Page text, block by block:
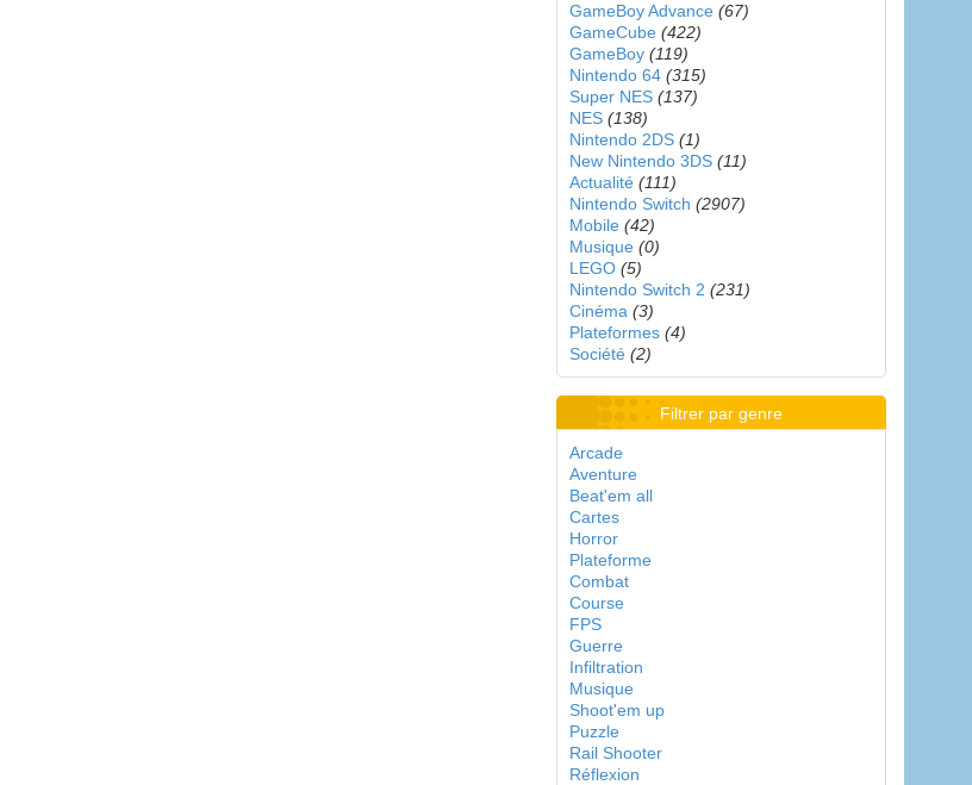
GameBoy Advance (67)
GameCube (422)
GameBoy (119)
Nintendo 64 (315)
Super NES (137)
NES (138)
Nintendo 2DS (1)
New Nintendo 3DS (11)
Actualité (111)
Nintendo Switch (2907)
Mobile (42)
Musique (0)
LEGO (5)
Nintendo Switch 2 (231)
Cinéma (3)
Plateformes (4)
Société (2)
Filtrer par genre
Arcade
Aventure
Beat'em all
Cartes
Horror
Plateforme
Combat
Course
FPS
Guerre
Infiltration
Musique
Shoot'em up
Puzzle
Rail Shooter
Réflexion